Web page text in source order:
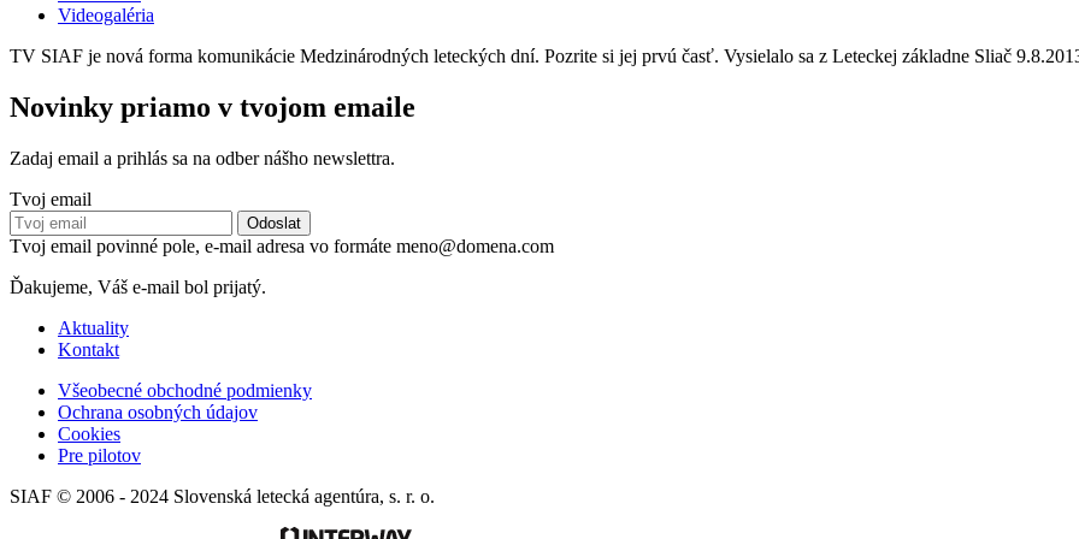
Videogaléria
TV SIAF je nová forma komunikácie Medzinárodných leteckých dní. Pozrite si jej prvú časť. Vysielalo sa z Leteckej základne Sliač
Novinky priamo v tvojom emaile
Zadaj email a prihlás sa na odber nášho newslettra.
Tvoj email
Tvoj email povinné pole, e-mail adresa vo formáte meno@domena.com
Ďakujeme, Váš e-mail bol prijatý.
Aktuality
Kontakt
Všeobecné obchodné podmienky
Ochrana osobných údajov
Cookies
Pre pilotov
SIAF © 2006 - 2024 Slovenská letecká agentúra, s. r. o.